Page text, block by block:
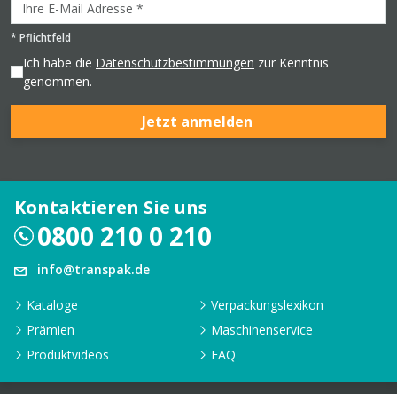
* Pflichtfeld
Ich habe die Datenschutzbestimmungen zur Kenntnis
genommen.
Jetzt anmelden
Kontaktieren Sie uns
0800 210 0 210
info@transpak.de
Kataloge
Verpackungslexikon
Prämien
Maschinenservice
Produktvideos
FAQ